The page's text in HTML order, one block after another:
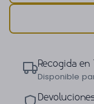
Recogida en
Disponible